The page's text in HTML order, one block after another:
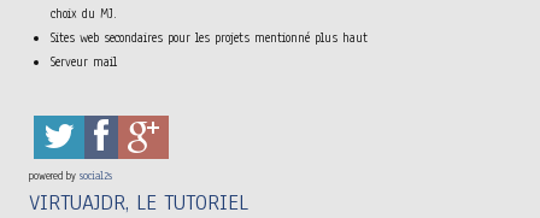
choix du MJ.
Sites web secondaires pour les projets mentionné plus haut
Serveur mail
powered by social2s
VIRTUAJDR, LE TUTORIEL